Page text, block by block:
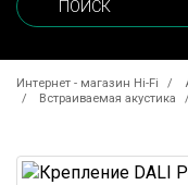
Интернет - магазин Hi-Fi
Встраиваемая акустика